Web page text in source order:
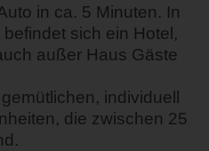
in ca. 5 Minuten. In
sich ein Hotel,
außer Haus Gäste
individuell
die zwischen 25